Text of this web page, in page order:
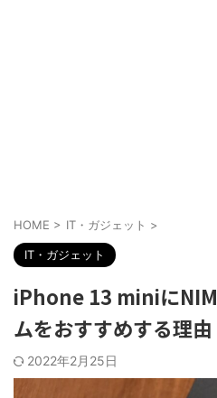
HOME > IT・ガジェット >
IT・ガジェット
iPhone 13 miniに
ムをおすすめする理
2022年2月25日